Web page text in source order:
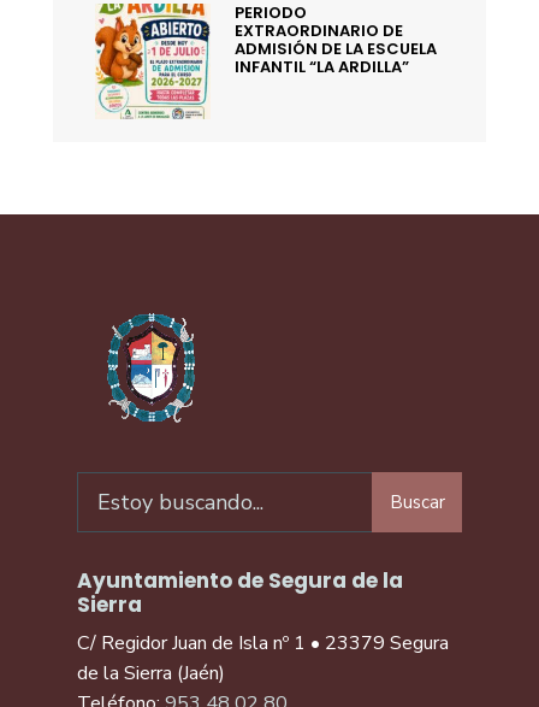
PERIODO
EXTRAORDINARIO DE
ADMISIÓN DE LA ESCUELA
INFANTIL “LA ARDILLA”
Buscar
Ayuntamiento de Segura de la
Sierra
C/ Regidor Juan de Isla nº 1 • 23379 Segura
de la Sierra (Jaén)